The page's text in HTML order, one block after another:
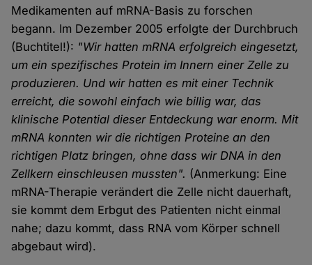
Medikamenten auf mRNA-Basis zu forschen
begann. Im Dezember 2005 erfolgte der Durchbruch
(Buchtitel!): "Wir hatten mRNA erfolgreich eingesetzt,
um ein spezifisches Protein im Innern einer Zelle zu
produzieren. Und wir hatten es mit einer Technik
erreicht, die sowohl einfach wie billig war, das
klinische Potential dieser Entdeckung war enorm. Mit
mRNA konnten wir die richtigen Proteine an den
richtigen Platz bringen, ohne dass wir DNA in den
Zellkern einschleusen mussten". (Anmerkung: Eine
mRNA-Therapie verändert die Zelle nicht dauerhaft,
sie kommt dem Erbgut des Patienten nicht einmal
nahe; dazu kommt, dass RNA vom Körper schnell
abgebaut wird).